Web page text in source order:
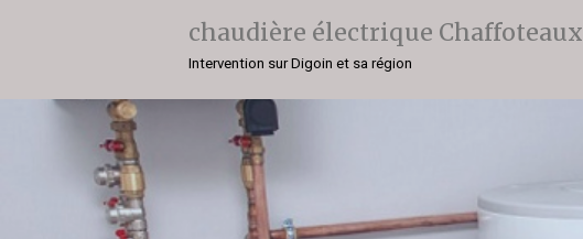
chaudière électrique Chaffoteaux
Intervention sur Digoin et sa région